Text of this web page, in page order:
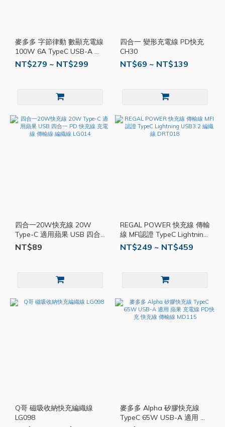
麥多多 字節律動 數顯充電線
100W 6A TypeC USB-A 適
用蘋果接頭 快充線 傳輸線
充電線 MD135
NT$279 ~ NT$299
四合一 變形充電線 PD快充
CH30
NT$69 ~ NT$139
四合一20W快充線 20W
Type-C 適用蘋果 USB 四合
一 PD 快充線 充電線 傳輸線
編織線 LG014
NT$89
REGAL POWER 快充線 傳輸
線 MFI認證 TypeC Lightning
USB3.2 編織線 DRT018
NT$249 ~ NT$459
Q哥 磁吸收納快充編織線
LG098
麥多多 Alpha 矽膠快充線
TypeC 65W USB-A 適用 蘋